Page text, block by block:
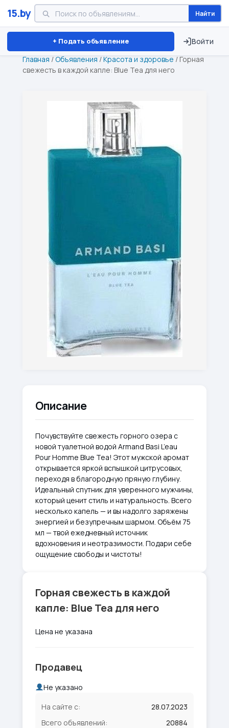
15.by Найти
+ Подать объявление Войти
Минск Витебск Брест ⏱ ТОЛЬКО 15 ДНЕЙ
Главная /Объявления /Красота и здоровье / Горная
свежесть в каждой капле: Blue Tea для него
Описание
Почувствуйте свежесть горного озера с
новой туалетной водой Armand Basi L’eau
Pour Homme Blue Tea! Этот мужской аромат
открывается яркой вспышкой цитрусовых,
переходя в благородную пряную глубину.
Идеальный спутник для уверенного мужчины,
который ценит стиль и натуральность. Всего
несколько капель — и вы надолго заряжены
энергией и безупречным шармом. Объём 75
мл — твой ежедневный источник
вдохновения и неотразимости. Подари себе
ощущение свободы и чистоты!
Горная свежесть в каждой
капле: Blue Tea для него
Цена не указана
Продавец
Не указано
На сайте с:
28.07.2023
Всего объявлений:
20884